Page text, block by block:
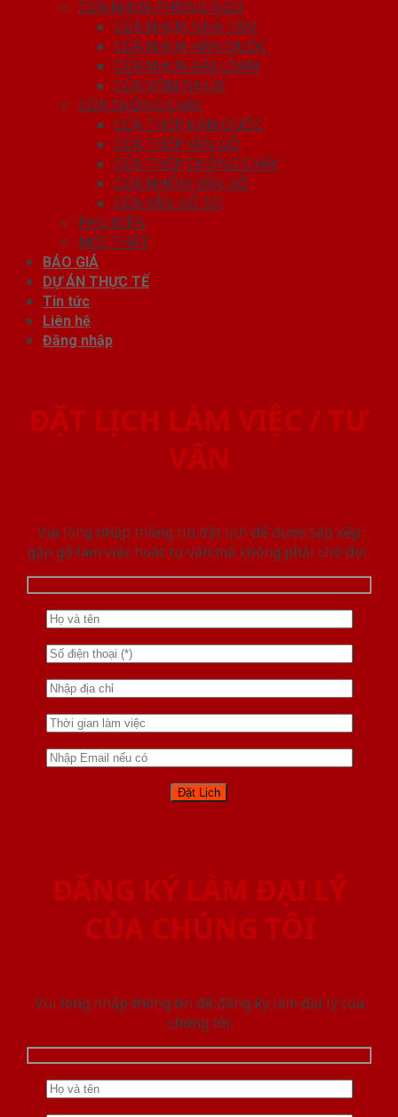
CỬA NHỰA PHÒNG NGỦ
CỬA NHỰA NHÀ TẮM
CỬA NHỰA HÀN QUỐC
CỬA NHỰA ĐÀI LOAN
CỬA VÒM NHỰA
CỬA CHỐNG CHÁY
CỬA THÉP HÀN QUỐC
CỬA THÉP VÂN GỖ
CỬA THÉP CHỐNG CHÁY
CỬA NHÔM VÂN GỖ
CỬA VÂN GỖ 5D
PHỤ KIỆN
NỘI THẤT
BÁO GIÁ
DỰ ÁN THỰC TẾ
Tin tức
Liên hệ
Đăng nhập
ĐẶT LỊCH LÀM VIỆC / TƯ
VẤN
Vui lòng nhập thông tin đặt lịch để được sắp xếp
gặp gỡ làm việc hoăc tư vấn mà không phải chờ đợi.
ĐĂNG KÝ LÀM ĐẠI LÝ
CỦA CHÚNG TÔI
Vui lòng nhập thông tin để đăng ký làm đại lý của
chúng tôi